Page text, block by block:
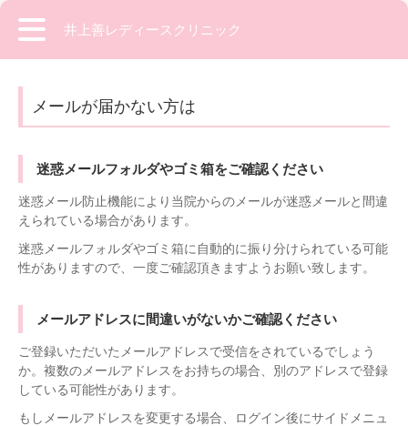
井上善レディースクリニック
メールが届かない方は
迷惑メールフォルダやゴミ箱をご確認ください
迷惑メール防止機能により当院からのメールが迷惑メールと間違
えられている場合があります。
迷惑メールフォルダやゴミ箱に自動的に振り分けられている可能
性がありますので、一度ご確認頂きますようお願い致します。
メールアドレスに間違いがないかご確認ください
ご登録いただいたメールアドレスで受信をされているでしょう
か。複数のメールアドレスをお持ちの場合、別のアドレスで登録
している可能性があります。
もしメールアドレスを変更する場合、ログイン後にサイドメニュ